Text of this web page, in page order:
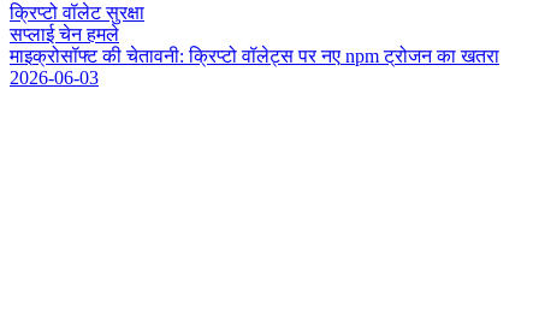
क्रिप्टो वॉलेट सुरक्षा
सप्लाई चेन हमले
मइकरसफट क चतवन: कपट वलटस पर नए npm टरजन क खतर
2026-06-03